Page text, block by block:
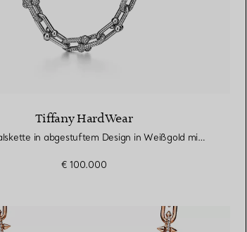
Tiffany HardWear
Gliederhalskette in abgestuftem Design in Weißgold mit Pavé-Diamanten
€ 100.000